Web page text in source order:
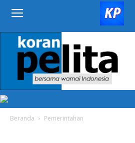
KORAN
PELITA
Beranda Pemerintahan